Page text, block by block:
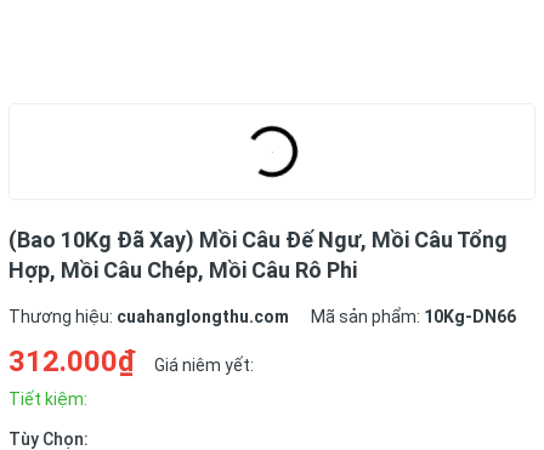
(Bao 10Kg Đã Xay) Mồi Câu Đế Ngư, Mồi Câu Tổng
Hợp, Mồi Câu Chép, Mồi Câu Rô Phi
Thương hiệu: cuahanglongthu.com Mã sản phẩm: 10Kg-DN66
312.000₫
Giá niêm yết:
Tiết kiệm:
Tùy Chọn: